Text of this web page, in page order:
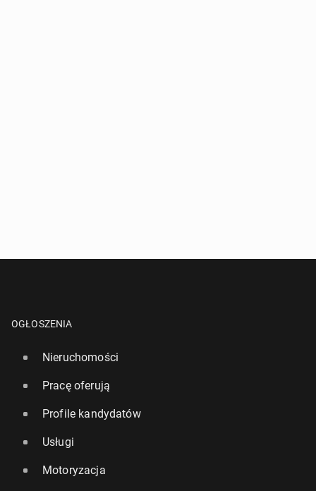
OGŁOSZENIA
Nieruchomości
Pracę oferują
Profile kandydatów
Usługi
Motoryzacja